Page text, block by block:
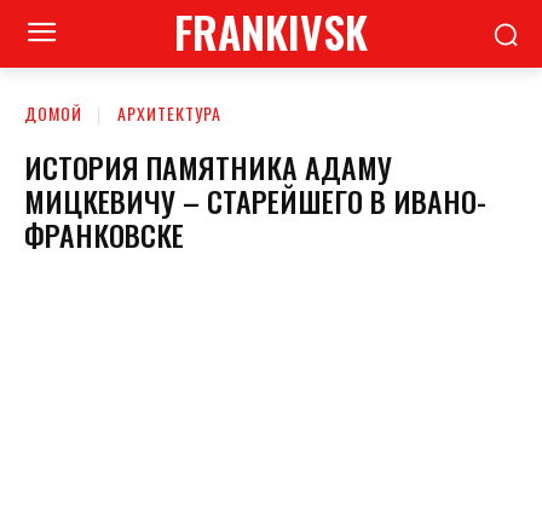
FRANKIVSK
ДОМОЙ АРХИТЕКТУРА
ИСТОРИЯ ПАМЯТНИКА АДАМУ
МИЦКЕВИЧУ – СТАРЕЙШЕГО В ИВАНО-
ФРАНКОВСКЕ